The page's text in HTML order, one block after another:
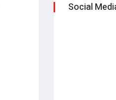
Social